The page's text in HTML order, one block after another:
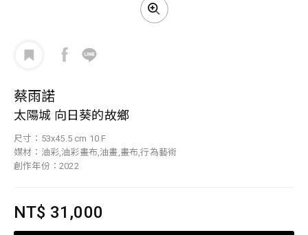
蔡雨諾
太陽城 向日葵的故鄉
尺寸：53x45.5 cm 10 F
媒材：油彩,油彩畫布,油畫,畫布,行為藝術
創作年份：2022
NT$ 31,000